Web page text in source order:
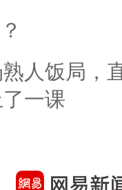
人饭局，
一课